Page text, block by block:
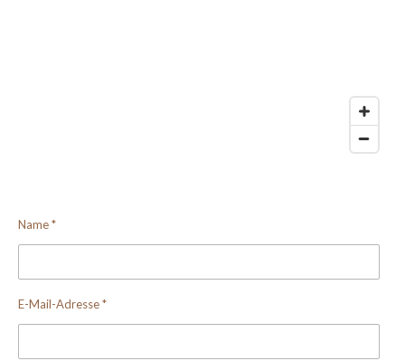
Name *
E-Mail-Adresse *